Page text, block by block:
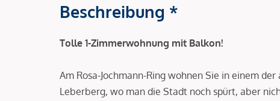
Beschreibung *
Tolle 1-Zimmerwohnung mit Balkon!
Am Rosa-Jochmann-Ring wohnen Sie in einem
Leberberg, wo man die Stadt noch spürt, aber